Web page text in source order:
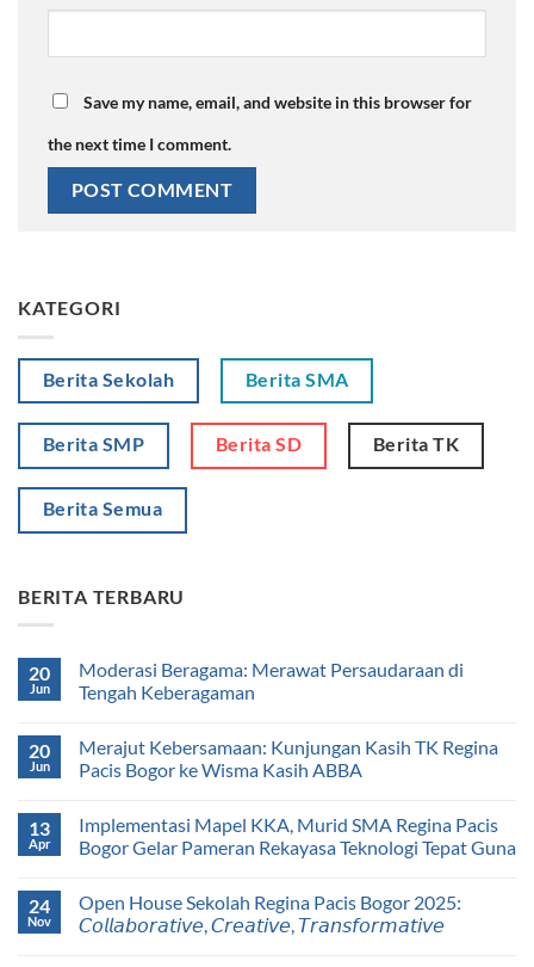
Save my name, email, and website in this browser for
the next time I comment.
KATEGORI
Berita Sekolah Berita SMA
Berita SMP Berita SD Berita TK
Berita Semua
BERITA TERBARU
20
Jun
Moderasi Beragama: Merawat Persaudaraan di
Tengah Keberagaman
20
Jun
Merajut Kebersamaan: Kunjungan Kasih TK Regina
Pacis Bogor ke Wisma Kasih ABBA
13
Apr
Implementasi Mapel KKA, Murid SMA Regina Pacis
Bogor Gelar Pameran Rekayasa Teknologi Tepat Guna
24
Nov
Open House Sekolah Regina Pacis Bogor 2025:
𝘊𝘰𝘭𝘭𝘢𝘣𝘰𝘳𝘢𝘵𝘪𝘷𝘦, 𝘊𝘳𝘦𝘢𝘵𝘪𝘷𝘦, 𝘛𝘳𝘢𝘯𝘴𝘧𝘰𝘳𝘮𝘢𝘵𝘪𝘷𝘦